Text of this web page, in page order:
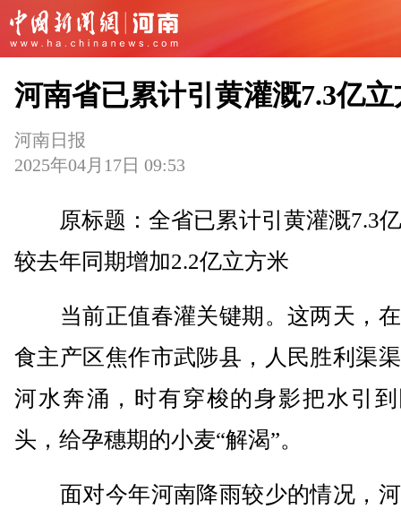
河南省已累计引黄灌溉7.3亿
河南日报
2025年04月17日 09:53
原标题：全省已累计引黄灌溉7.3
较去年同期增加2.2亿立方米
当前正值春灌关键期。这两天，
食主产区焦作市武陟县，人民胜利渠
河水奔涌，时有穿梭的身影把水引
头，给孕穗期的小麦“解渴”。
面对今年河南降雨较少的情况，